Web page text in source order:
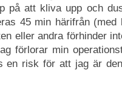
på att kliva upp och
45 min härifrån
eller andra förhinder
förlorar min
en risk för att jag är